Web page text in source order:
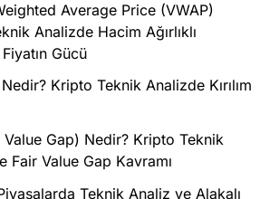
Average Price (VWAP)
Analizde Hacim Ağırlıklı
Gücü
Kripto Teknik Analizde Kırılım
Value Gap) Nedir? Kripto Teknik
Fair Value Gap Kavramı
Teknik Analiz ve Alakalı